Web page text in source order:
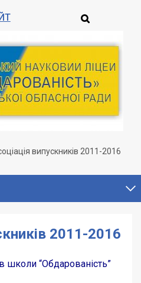
випускників 2011-2016
2011-2016
школи “Обдарованість”